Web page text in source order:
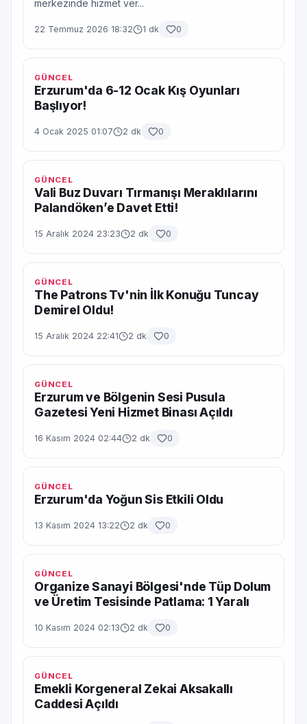
merkezinde hizmet ver...
22 Temmuz 2026 18:32 1 dk 0
GÜNCEL
Erzurum'da 6-12 Ocak Kış Oyunları
Başlıyor!
4 Ocak 2025 01:07 2 dk 0
GÜNCEL
Vali Buz Duvarı Tırmanışı Meraklılarını
Palandöken’e Davet Etti!
15 Aralık 2024 23:23 2 dk 0
GÜNCEL
The Patrons Tv'nin İlk Konuğu Tuncay
Demirel Oldu!
15 Aralık 2024 22:41 2 dk 0
GÜNCEL
Erzurum ve Bölgenin Sesi Pusula
Gazetesi Yeni Hizmet Binası Açıldı
16 Kasım 2024 02:44 2 dk 0
GÜNCEL
Erzurum'da Yoğun Sis Etkili Oldu
13 Kasım 2024 13:22 2 dk 0
GÜNCEL
Organize Sanayi Bölgesi'nde Tüp Dolum
ve Üretim Tesisinde Patlama: 1 Yaralı
10 Kasım 2024 02:13 2 dk 0
GÜNCEL
Emekli Korgeneral Zekai Aksakallı
Caddesi Açıldı